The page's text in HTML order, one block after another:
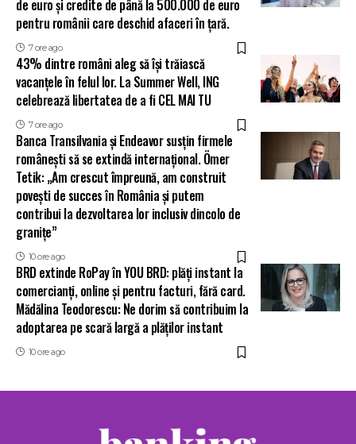
de euro și credite de până la 500.000 de euro
pentru românii care deschid afaceri în țară.
7 ore ago
43% dintre români aleg să își trăiască
vacanțele în felul lor. La Summer Well, ING
celebrează libertatea de a fi CEL MAI TU
7 ore ago
Banca Transilvania și Endeavor susțin firmele
românești să se extindă internațional. Ömer
Tetik: „Am crescut împreună, am construit
povești de succes în România și putem
contribui la dezvoltarea lor inclusiv dincolo de
granițe”
10 ore ago
BRD extinde RoPay în YOU BRD: plăți instant la
comercianți, online și pentru facturi, fără card.
Mădălina Teodorescu: Ne dorim să contribuim la
adoptarea pe scară largă a plăților instant
10 ore ago